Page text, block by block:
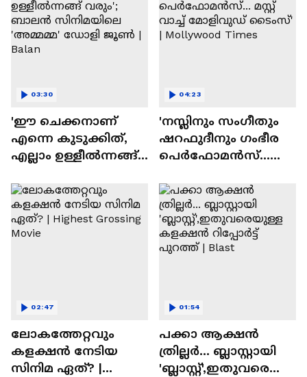
'ഈ ചെക്കനാണ്
എന്നെ കുടുക്കിത്,
എല്ലാം ഉള്ളീൽന്നങ്ങ്
സിനിമയിലെ
'അമ്മമ്മ' ഡോളി
ജൂൺ | Balan
03:30
'നസ്ലിനും സംഗീതും
ഷറഫുദീനും ഗംഭീര
പെർഫോമൻസ്...
ടൈംസ്' | Mollywood
Times
04:23
ലോകത്തേറ്റവും
കളക്ഷൻ നേടിയ
സിനിമ ഏത്? |
02:47
പക്കാ ആക്ഷൻ
ത്രില്ലർ... ബ്ലാസ്റ്റായി
'ബ്ലാസ്റ്റ്',ഇതുവരെയു
01:54